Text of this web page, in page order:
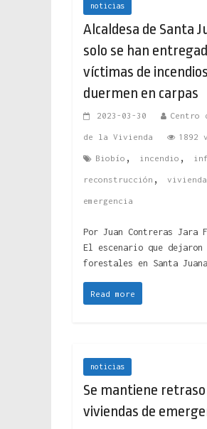
noticias
Alcaldesa de Santa
solo se han
víctimas de
duermen en carpas
2023-03-30 Centro
de la Vivienda 1892
Biobío , incendio ,
reconstrucción ,
emergencia
Por Juan Contreras Jara
El escenario que
forestales en Santa
Read more
noticias
Se mantiene
viviendas de